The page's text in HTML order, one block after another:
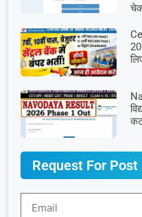
Request For Post